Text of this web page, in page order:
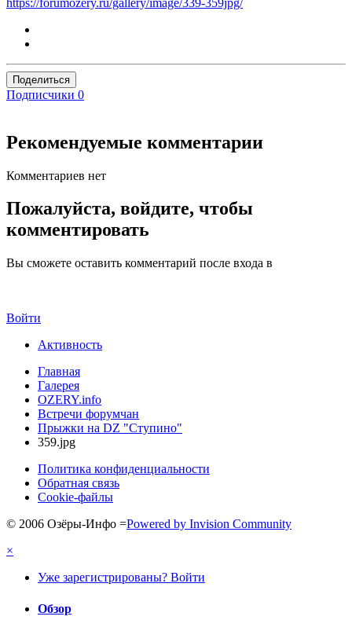
Поделиться
Подписчики 0
Рекомендуемые комментарии
Комментариев нет
Пожалуйста, войдите, чтобы
комментировать
Вы сможете оставить комментарий после входа в
Войти
Активность
Главная
Галерея
OZERY.info
Встречи форумчан
Прыжки на DZ "Ступино"
359.jpg
Политика конфиденциальности
Обратная связь
Cookie-файлы
© 2006 Озёры-Инфо =Powered by Invision Community
×
Уже зарегистрированы? Войти
Обзор